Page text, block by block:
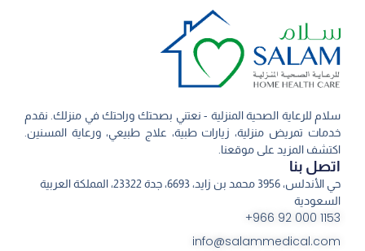
سلام للرعاية الصحية المنزلية - نعتني بصحتك وراحتك في منزلك. نقدم
خدمات تمريض منزلية، زيارات طبية، علاج طبيعي، ورعاية المسنين.
اكتشف المزيد على موقعنا.
اتصل بنا
حي الأندلس، 3956 محمد بن زايد، 6693، جدة 23322، المملكة العربية
السعودية
1153 000 92 966+
info@salammedical.com